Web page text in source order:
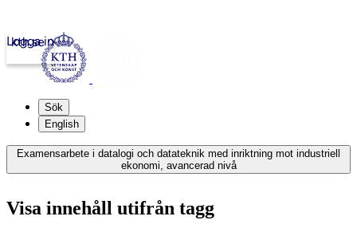
kth.se
Logga in
Sök
English
Examensarbete i datalogi och datateknik med inriktning mot industriell
ekonomi, avancerad nivå
Visa innehåll utifrån tagg